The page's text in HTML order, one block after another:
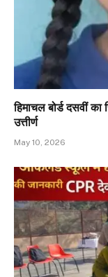
हिमाचल बोर्ड दसवीं का
उत्तीर्ण
May 10, 2026